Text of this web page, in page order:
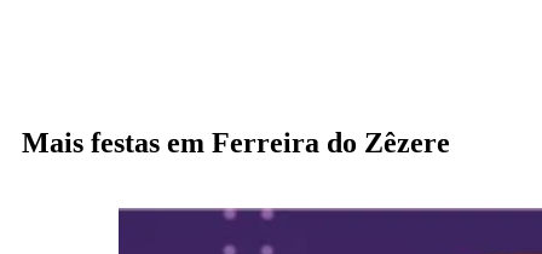
Mais festas em Ferreira do Zêzere